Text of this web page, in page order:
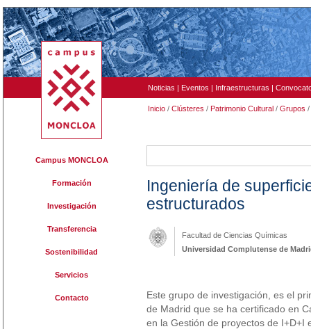
Noticias | Eventos | Infraestructuras |
Inicio / Clústeres / Patrimonio Cultural / Grupos /
Campus MONCLOA
Formación
Investigación
Transferencia
Sostenibilidad
Servicios
Contacto
Ingeniería de
estructurados
Facultad de Ciencias Químicas
Universidad Complutense de
Este grupo de investigación, es el
de Madrid que se ha certificado en
en la Gestión de proyectos de